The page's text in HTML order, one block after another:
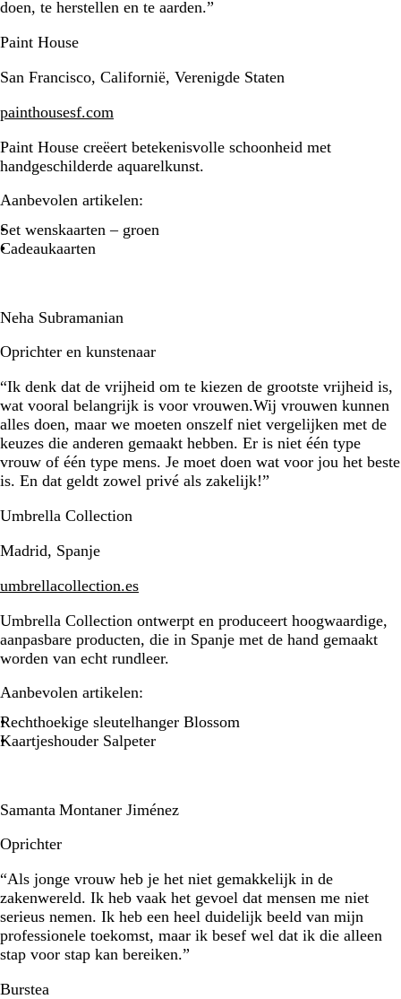
doen, te herstellen en te aarden.”
Paint House
San Francisco, Californië, Verenigde Staten
painthousesf.com
Paint House creëert betekenisvolle schoonheid met
handgeschilderde aquarelkunst.
Aanbevolen artikelen:
Set wenskaarten – groen
Cadeaukaarten
Neha Subramanian
Oprichter en kunstenaar
“Ik denk dat de vrijheid om te kiezen de grootste vrijheid is,
wat vooral belangrijk is voor vrouwen.Wij vrouwen kunnen
alles doen, maar we moeten onszelf niet vergelijken met de
keuzes die anderen gemaakt hebben. Er is niet één type
vrouw of één type mens. Je moet doen wat voor jou het beste
is. En dat geldt zowel privé als zakelijk!”
Umbrella Collection
Madrid, Spanje
umbrellacollection.es
Umbrella Collection ontwerpt en produceert hoogwaardige,
aanpasbare producten, die in Spanje met de hand gemaakt
worden van echt rundleer.
Aanbevolen artikelen:
Rechthoekige sleutelhanger Blossom
Kaartjeshouder Salpeter
Samanta Montaner Jiménez
Oprichter
“Als jonge vrouw heb je het niet gemakkelijk in de
zakenwereld. Ik heb vaak het gevoel dat mensen me niet
serieus nemen. Ik heb een heel duidelijk beeld van mijn
professionele toekomst, maar ik besef wel dat ik die alleen
stap voor stap kan bereiken.”
Burstea